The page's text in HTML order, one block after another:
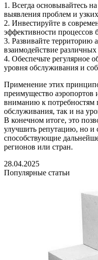
1. Всегда основывайтесь
выявления проблем и
2. Инвестируйте в
эффективности процессов
3. Развивайте территорию
взаимодействие
4. Обеспечьте регулярное
уровня обслуживания и
Применение этих
преимущество аэропортов
вниманию к потребностям
обслуживания, так и на
В конечном итоге, это
улучшить репутацию, но и
способствующие
регионов или стран.
28.04.2025
Популярные статьи